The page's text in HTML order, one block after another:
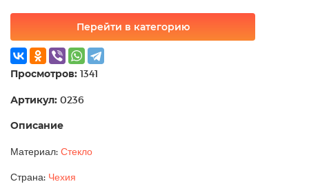
Перейти в категорию
Просмотров: 1341
Артикул: 0236
Описание
Материал: Стекло
Страна: Чехия